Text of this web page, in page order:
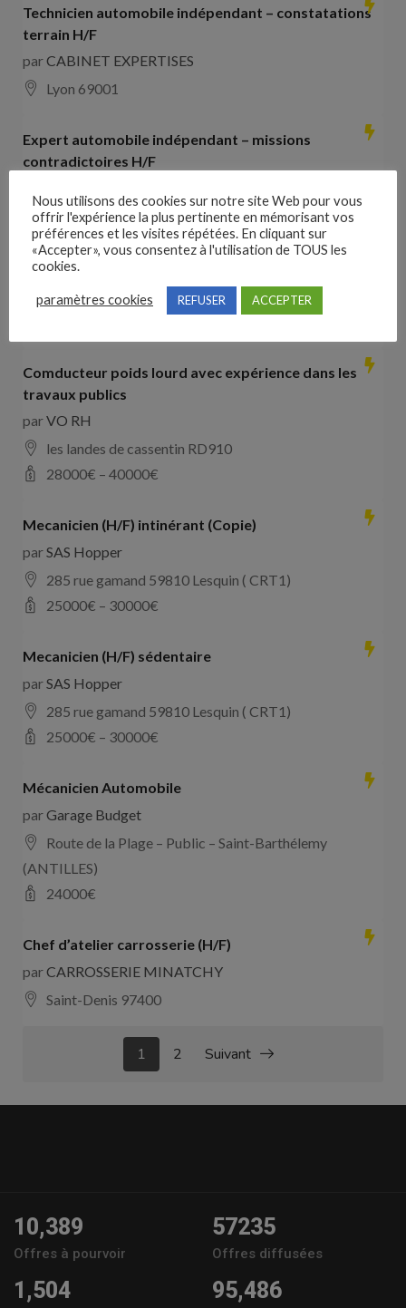
Technicien automobile indépendant – constatations
terrain H/F
parCABINET EXPERTISES
Lyon 69001
Expert automobile indépendant – missions
contradictoires H/F
Lyon 69001
Collaborateur comptable H/F
parHays France
Comducteur poids lourd avec expérience dans les
travaux publics
parVO RH
les landes de cassentin RD910
28000€ – 40000€
Mecanicien (H/F) intinérant (Copie)
parSAS Hopper
285 rue gamand 59810 Lesquin ( CRT1)
25000€ – 30000€
Mecanicien (H/F) sédentaire
parSAS Hopper
285 rue gamand 59810 Lesquin ( CRT1)
25000€ – 30000€
Mécanicien Automobile
parGarage Budget
Route de la Plage – Public – Saint-Barthélemy
(ANTILLES)
24000€
Chef d’atelier carrosserie (H/F)
parCARROSSERIE MINATCHY
Saint-Denis 97400
1 2 Suivant
10,389
Offres à pourvoir
57235
Offres diffusées
1,504 95,486
Nous utilisons des cookies sur notre site Web pour vous
offrir l'expérience la plus pertinente en mémorisant vos
préférences et les visites répétées. En cliquant sur
«Accepter», vous consentez à l'utilisation de TOUS les
cookies.
paramètres cookies REFUSER ACCEPTER